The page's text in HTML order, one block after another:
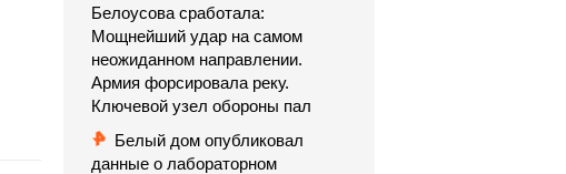
Белоусова сработала:
Мощнейший удар на самом
неожиданном направлении.
Армия форсировала реку.
Ключевой узел обороны пал
Белый дом опубликовал
данные о лабораторном